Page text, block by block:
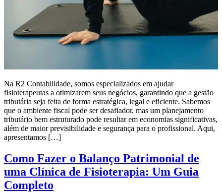
Na R2 Contabilidade, somos especializados em ajudar
fisioterapeutas a otimizarem seus negócios, garantindo que a gestão
tributária seja feita de forma estratégica, legal e eficiente. Sabemos
que o ambiente fiscal pode ser desafiador, mas um planejamento
tributário bem estruturado pode resultar em economias significativas,
além de maior previsibilidade e segurança para o profissional. Aqui,
apresentamos […]
Como Fazer o Balanço Patrimonial de
uma Clínica de Fisioterapia: Um Guia
Completo